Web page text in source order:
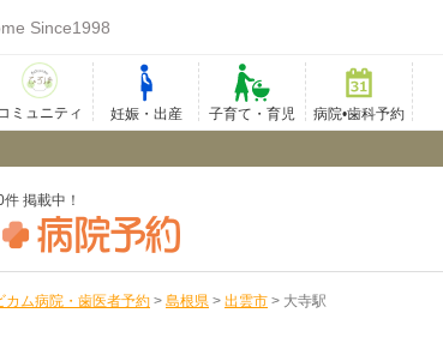
Since1998
ミュニティ 妊娠・出産 子育て・育児 病院•歯科予約
掲載中！
カム病院・歯医者予約 > 島根県 > 出雲市 > 大寺駅